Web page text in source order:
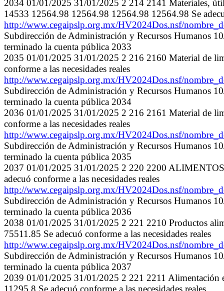
2034 01/01/2025 31/01/2025 2 214 2141 Materiales,
14533 12564.98 12564.98 12564.98 12564.98 Se
http://www.cegaipslp.org.mx/HV2024Dos.nsf/
Subdirección de Administración y Recursos Humanos
terminado la cuenta pública 2033
2035 01/01/2025 31/01/2025 2 216 2160 Material de
conforme a las necesidades reales
http://www.cegaipslp.org.mx/HV2024Dos.nsf/
Subdirección de Administración y Recursos Humanos
terminado la cuenta pública 2034
2036 01/01/2025 31/01/2025 2 216 2161 Material de
conforme a las necesidades reales
http://www.cegaipslp.org.mx/HV2024Dos.nsf/
Subdirección de Administración y Recursos Humanos
terminado la cuenta pública 2035
2037 01/01/2025 31/01/2025 2 220 2200
adecuó conforme a las necesidades reales
http://www.cegaipslp.org.mx/HV2024Dos.nsf/
Subdirección de Administración y Recursos Humanos
terminado la cuenta pública 2036
2038 01/01/2025 31/01/2025 2 221 2210 Productos
75511.85 Se adecuó conforme a las necesidades reales
http://www.cegaipslp.org.mx/HV2024Dos.nsf/
Subdirección de Administración y Recursos Humanos
terminado la cuenta pública 2037
2039 01/01/2025 31/01/2025 2 221 2211 Alimentación
11295.8 Se adecuó conforme a las necesidades reales